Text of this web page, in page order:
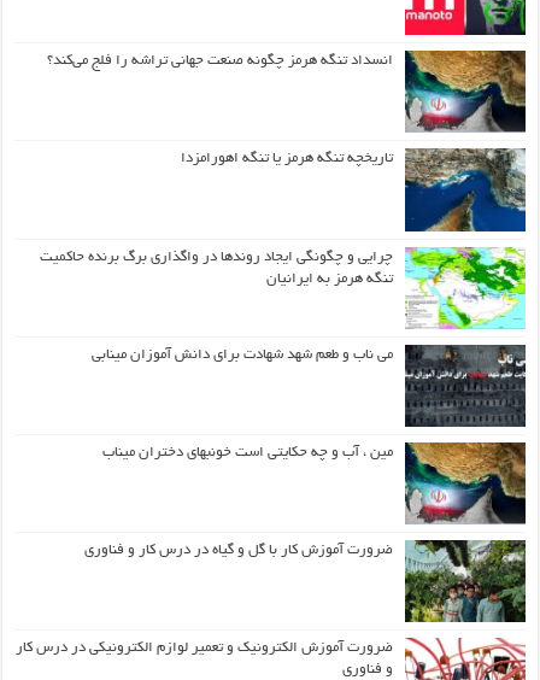
انسداد تنگه هرمز چگونه صنعت جهانی تراشه را فلج می‌کند؟
تاریخچه تنگه هرمز یا تنگه اهورامزدا
چرایی و چگونگی ایجاد روندها در واگذاری برگ برنده حاکمیت
تنگه هرمز به ایرانیان
می ناب و طعم شهد شهادت برای دانش آموزان مینابی
مین ، آب و چه حکایتی است خونبهای دختران میناب
ضرورت آموزش کار با گل و گیاه در درس کار و فناوری
ضرورت آموزش الکترونیک و تعمیر لوازم الکترونیکی در درس کار
و فناوری